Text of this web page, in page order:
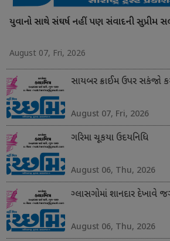
યુવાનો સાથે સંઘર્ષ નહીં પણ સંવાદની સુપ્રીમ
August 07, Fri, 2026
સાયબર ક્રાઈમ ઉપર સકંજો
August 07, Fri, 2026
ગરિમા ચૂકયા ઉદયનિધિ
August 06, Thu, 2026
ગ્લાસગોમાં શાનદાર દેખાવે
August 06, Thu, 2026